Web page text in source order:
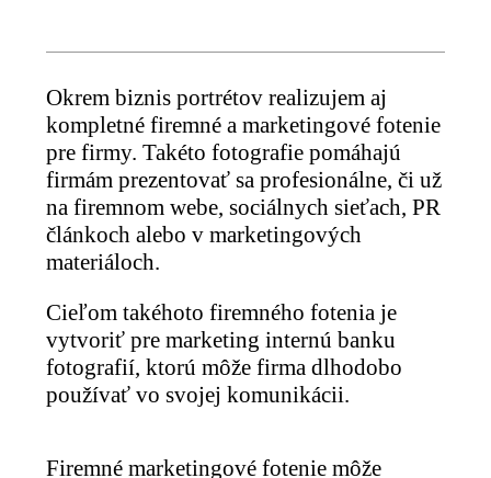
Okrem biznis portrétov realizujem aj
kompletné firemné a marketingové fotenie
pre firmy. Takéto fotografie pomáhajú
firmám prezentovať sa profesionálne, či už
na firemnom webe, sociálnych sieťach, PR
článkoch alebo v marketingových
materiáloch.
Cieľom takéhoto firemného fotenia je
vytvoriť pre marketing internú banku
fotografií, ktorú môže firma dlhodobo
používať vo svojej komunikácii.
Firemné marketingové fotenie môže